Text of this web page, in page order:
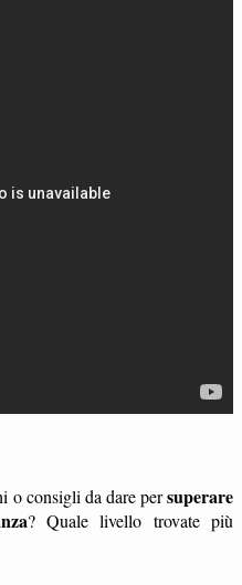
o consigli da dare persuperare
? Quale livello trovate più